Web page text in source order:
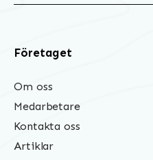
Företaget
Om oss
Medarbetare
Kontakta oss
Artiklar